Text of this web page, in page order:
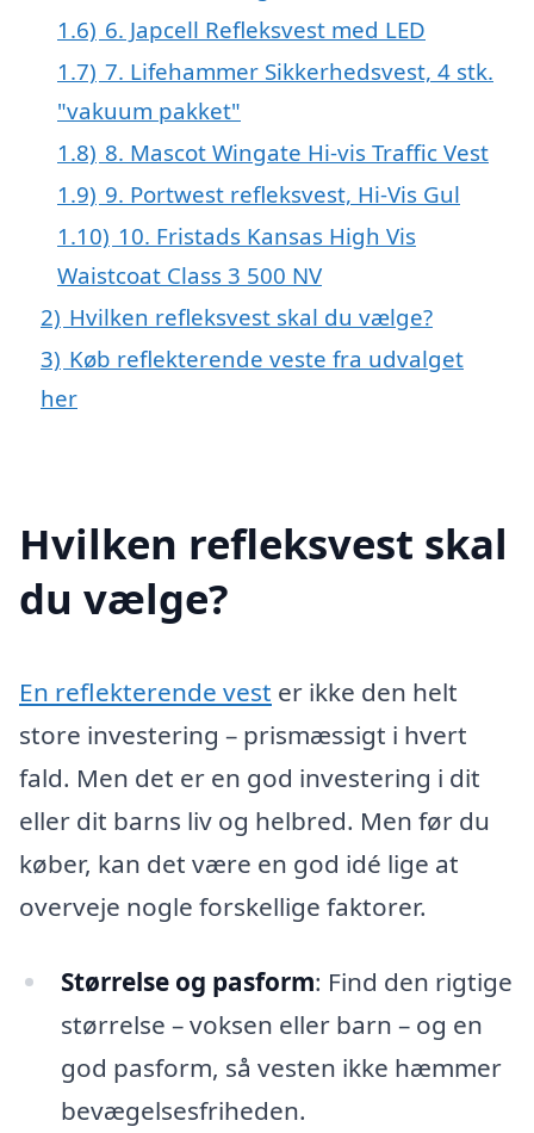
1.6) 6. Japcell Refleksvest med LED
1.7) 7. Lifehammer Sikkerhedsvest, 4 stk.
"vakuum pakket"
1.8) 8. Mascot Wingate Hi-vis Traffic Vest
1.9) 9. Portwest refleksvest, Hi-Vis Gul
1.10) 10. Fristads Kansas High Vis
Waistcoat Class 3 500 NV
2) Hvilken refleksvest skal du vælge?
3) Køb reflekterende veste fra udvalget
her
Hvilken refleksvest skal
du vælge?
En reflekterende vest er ikke den helt
store investering – prismæssigt i hvert
fald. Men det er en god investering i dit
eller dit barns liv og helbred. Men før du
køber, kan det være en god idé lige at
overveje nogle forskellige faktorer.
Størrelse og pasform: Find den rigtige
størrelse – voksen eller barn – og en
god pasform, så vesten ikke hæmmer
bevægelsesfriheden.